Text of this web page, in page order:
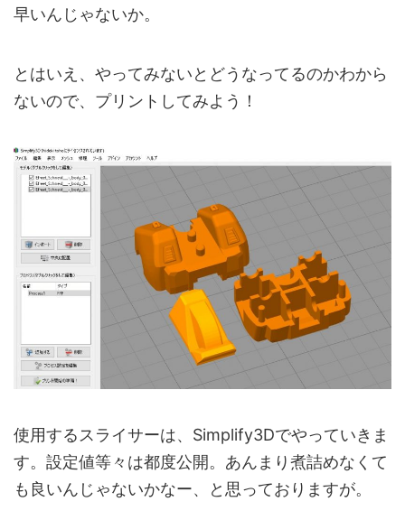
早いんじゃないか。
とはいえ、やってみないとどうなってるのかわから
ないので、プリントしてみよう！
使用するスライサーは、Simplify3Dでやっていきま
す。設定値等々は都度公開。あんまり煮詰めなくて
も良いんじゃないかなー、と思っておりますが。